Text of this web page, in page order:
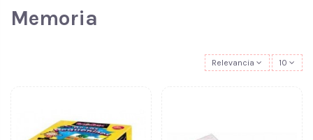
Memoria
Relevancia 10